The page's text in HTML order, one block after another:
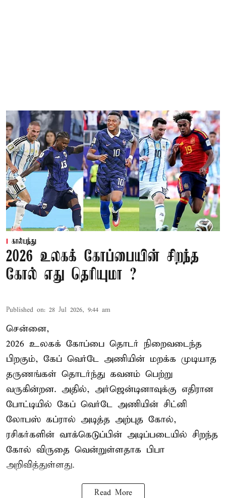
கால்பந்து
2026 உலகக் கோப்பையின் சிறந்த
கோல் எது தெரியுமா ?
Published on: 28 Jul 2026, 9:44 am
சென்னை,
2026 உலகக் கோப்பை தொடர் நிறைவடைந்த
பிறகும், கேப் வெர்டே அணியின் மறக்க முடியாத
தருணங்கள் தொடர்ந்து கவனம் பெற்று
வருகின்றன. அதில், அர்ஜென்டினாவுக்கு எதிரான
போட்டியில் கேப் வெர்டே அணியின் சிட்னி
லோபஸ் கப்ரால் அடித்த அற்புத கோல்,
ரசிகர்களின் வாக்கெடுப்பின் அடிப்படையில் சிறந்த
கோல் விருதை வென்றுள்ளதாக பிபா
அறிவித்துள்ளது.
Read More